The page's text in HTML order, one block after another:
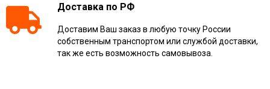
Доставка по РФ
Доставим Ваш заказ в любую точку России
собственным транспортом или службой доставки,
так же есть возможность самовывоза.